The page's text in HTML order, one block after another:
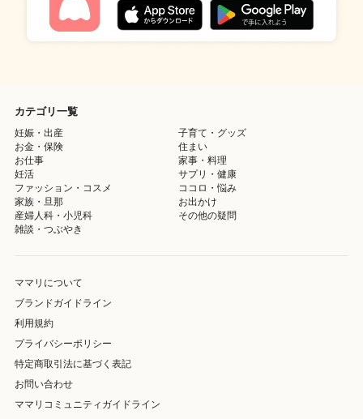
カテゴリ一覧
妊娠・出産
子育て・グッズ
お金・保険
住まい
お仕事
家事・料理
妊活
サプリ・健康
ファッション・コスメ
ココロ・悩み
家族・旦那
お出かけ
産婦人科・小児科
その他の疑問
雑談・つぶやき
ママリについて
ブランドガイドライン
利用規約
プライバシーポリシー
特定商取引法に基づく表記
お問い合わせ
ママリコミュニティガイドライン